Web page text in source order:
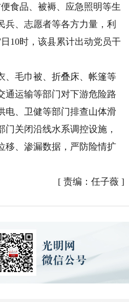
食品、被褥、应急照明等生
、志愿者等各方力量，利
10时，该县累计出动党员干
毛巾被、折叠床、帐篷等
通运输等部门对下游危险路
电、卫健等部门排查山体滑
关闭沿线水系调控设施，
移、渗漏数据，严防险情扩
[ 责编：任子薇 ]